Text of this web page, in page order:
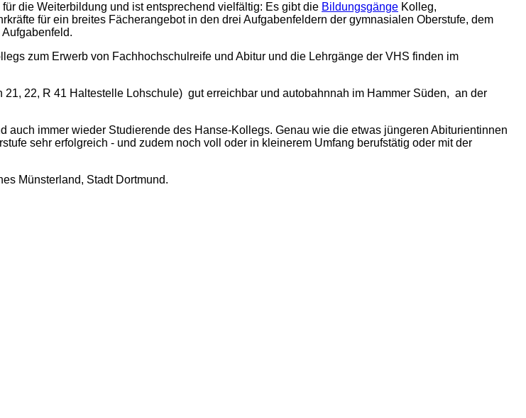
die Weiterbildung und ist entsprechend vielfältig: Es gibt die Bildungsgänge Kolleg,
für ein breites Fächerangebot in den drei Aufgabenfeldern der gymnasialen Oberstufe, dem
zum Erwerb von Fachhochschulreife und Abitur und die Lehrgänge der VHS finden im
22, R 41 Haltestelle Lohschule) gut erreichbar und autobahnnah im Hammer Süden, an der
immer wieder Studierende des Hanse-Kollegs. Genau wie die etwas jüngeren Abiturientinnen
sehr erfolgreich - und zudem noch voll oder in kleinerem Umfang berufstätig oder mit der
Münsterland, Stadt Dortmund.